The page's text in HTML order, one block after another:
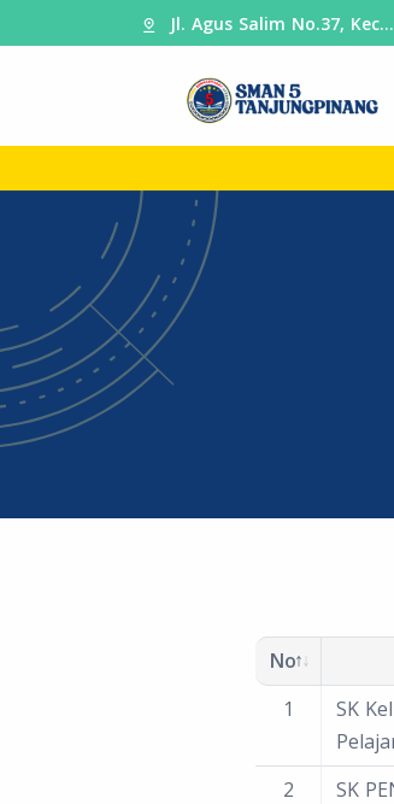
Jl. Agus Salim No.37,
No
1
SK
2
SK